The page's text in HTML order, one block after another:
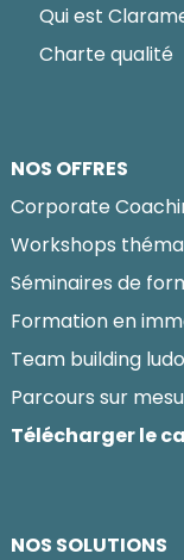
Qui est
Charte qualité
NOS OFFRES
Corporate
Workshops
Séminaires de
Formation en
Team building
Parcours sur
Télécharger le
NOS SOLUTIONS